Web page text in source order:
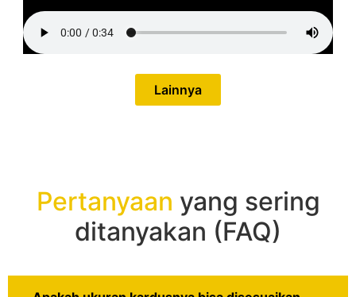
Lainnya
Pertanyaan yang sering
ditanyakan (FAQ)